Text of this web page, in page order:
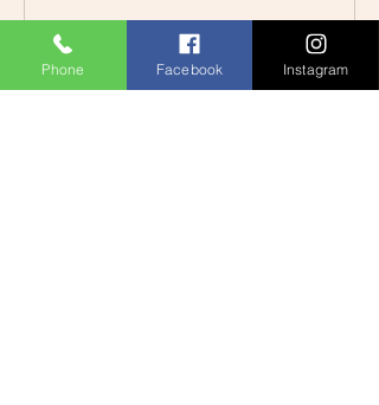
פרטי איש הקשר
Phone Facebook Instagram